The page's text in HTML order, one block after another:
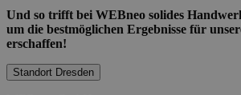
Und so trifft bei WEBneo solides
um die bestmöglichen Ergebnisse für
erschaffen!
Standort Dresden